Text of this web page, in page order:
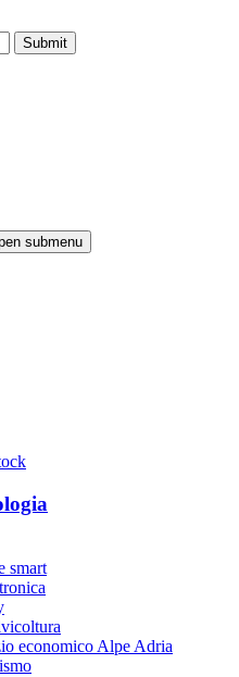
Submit
submenu
smart
economico Alpe Adria